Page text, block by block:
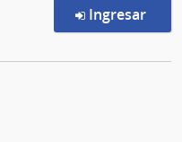
Ingresar